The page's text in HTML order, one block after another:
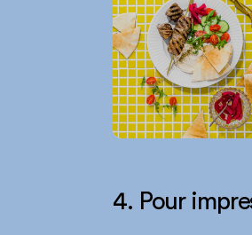
4. Pour